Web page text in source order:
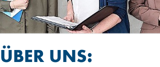
ÜBER UNS: